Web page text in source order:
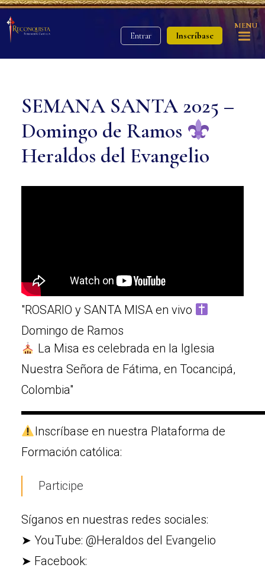
Entrar Inscríbase
MENU
SEMANA SANTA 2025 –
Domingo de Ramos
Heraldos del Evangelio
"ROSARIO y SANTA MISA en vivo
Domingo de Ramos
La Misa es celebrada en la Iglesia
Nuestra Señora de Fátima, en Tocancipá,
Colombia"
Inscríbase en nuestra Plataforma de
Formación católica:
Participe
Síganos en nuestras redes sociales:
➤ YouTube: @Heraldos del Evangelio
➤ Facebook: